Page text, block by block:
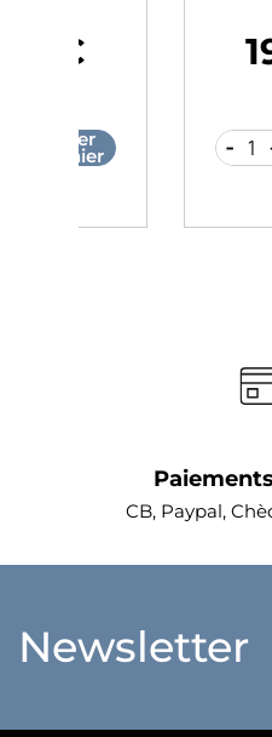
au
CB, Paypal,
Newsletter